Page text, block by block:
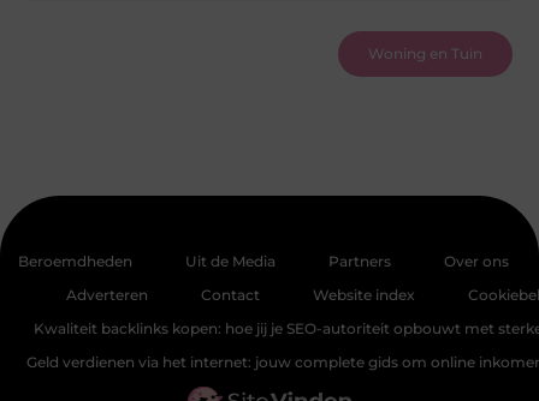
Woning en Tuin
Beroemdheden Uit de Media Partners
Over ons
Adverteren
Contact Website index
Kwaliteit backlinks kopen: hoe jij je SEO-autoriteit opbouwt met
Geld verdienen via het internet: jouw complete gids om online